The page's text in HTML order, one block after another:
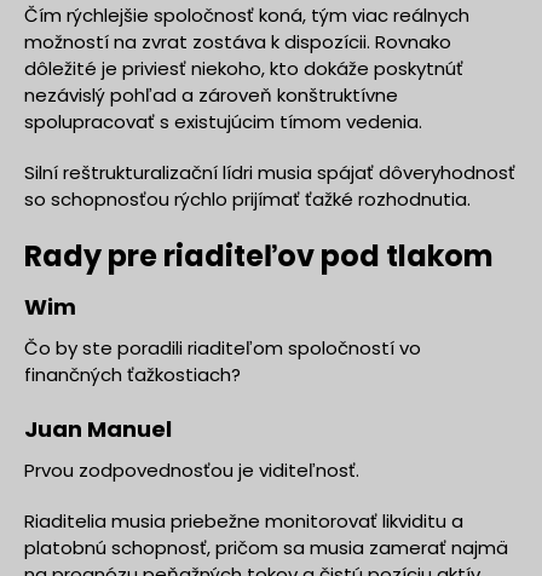
Čím rýchlejšie spoločnosť koná, tým viac reálnych
možností na zvrat zostáva k dispozícii. Rovnako
dôležité je priviesť niekoho, kto dokáže poskytnúť
nezávislý pohľad a zároveň konštruktívne
spolupracovať s existujúcim tímom vedenia.
Silní reštrukturalizační lídri musia spájať dôveryhodnosť
so schopnosťou rýchlo prijímať ťažké rozhodnutia.
Rady pre riaditeľov pod tlakom
Wim
Čo by ste poradili riaditeľom spoločností vo
finančných ťažkostiach?
Juan Manuel
Prvou zodpovednosťou je viditeľnosť.
Riaditelia musia priebežne monitorovať likviditu a
platobnú schopnosť, pričom sa musia zamerať najmä